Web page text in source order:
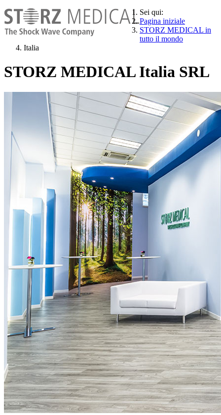
Sei qui:
Pagina iniziale
STORZ MEDICAL in
tutto il mondo
Italia
STORZ MEDICAL Italia SRL